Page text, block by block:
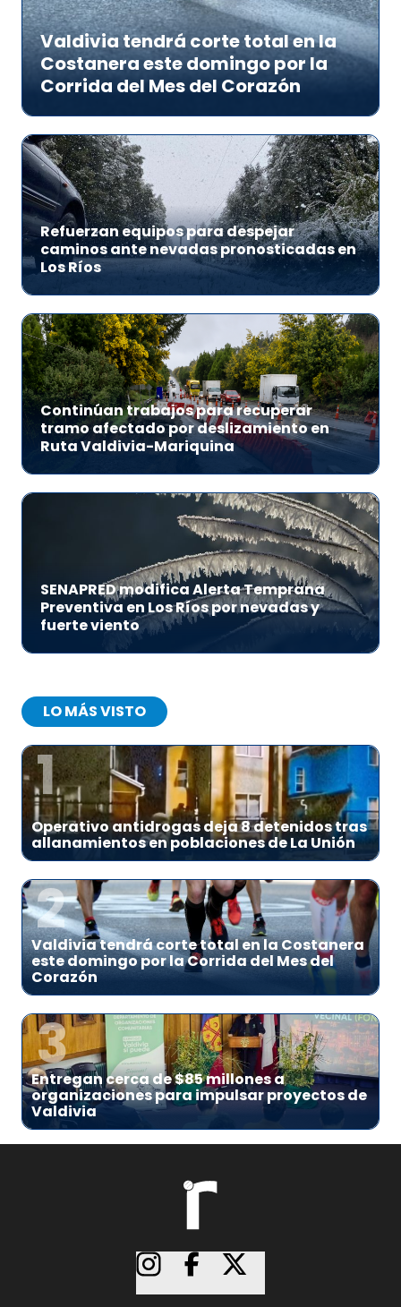
Valdivia tendrá corte total en la
Costanera este domingo por la
Corrida del Mes del Corazón
Refuerzan equipos para despejar
caminos ante nevadas pronosticadas en
Los Ríos
Continúan trabajos para recuperar
tramo afectado por deslizamiento en
Ruta Valdivia-Mariquina
SENAPRED modifica Alerta Temprana
Preventiva en Los Ríos por nevadas y
fuerte viento
LO MÁS VISTO
1
Operativo antidrogas deja 8 detenidos tras
allanamientos en poblaciones de La Unión
2
Valdivia tendrá corte total en la Costanera
este domingo por la Corrida del Mes del
Corazón
3
Entregan cerca de $85 millones a
organizaciones para impulsar proyectos de
Valdivia